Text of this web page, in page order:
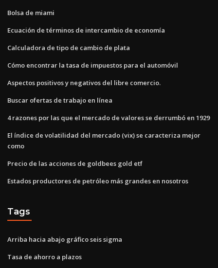
Bolsa de miami
Ecuación de términos de intercambio de economía
Calculadora de tipo de cambio de plata
Cómo encontrar la tasa de impuestos para el automóvil
Aspectos positivos y negativos del libre comercio.
Buscar ofertas de trabajo en línea
4 razones por las que el mercado de valores se derrumbó en 1929
El índice de volatilidad del mercado (vix) se caracteriza mejor
como
Precio de las acciones de goldbees gold etf
Estados productores de petróleo más grandes en nosotros
Tags
Arriba hacia abajo gráfico seis sigma
Tasa de ahorro a plazos